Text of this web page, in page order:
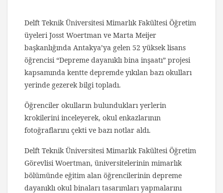
Delft Teknik Üniversitesi Mimarlık Fakültesi Öğretim
üyeleri Josst Woertman ve Marta Meijer
başkanlığında Antakya’ya gelen 52 yüksek lisans
öğrencisi “Depreme dayanıklı bina inşaatı” projesi
kapsamında kentte depremde yıkılan bazı okulları
yerinde gezerek bilgi topladı.
Öğrenciler okulların bulundukları yerlerin
krokilerini inceleyerek, okul enkazlarının
fotoğraflarını çekti ve bazı notlar aldı.
Delft Teknik Üniversitesi Mimarlık Fakültesi Öğretim
Görevlisi Woertman, üniversitelerinin mimarlık
bölümünde eğitim alan öğrencilerinin depreme
dayanıklı okul binaları tasarımları yapmalarını